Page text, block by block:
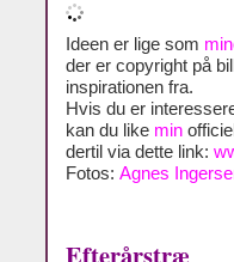
Ideen er lige som
der er copyright på
inspirationen fra.
Hvis du er
kan du like min
dertil via dette link:
Fotos: Agnes